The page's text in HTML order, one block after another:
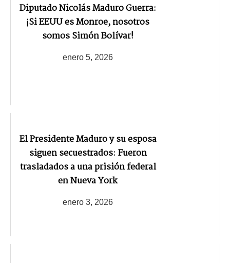
Diputado Nicolás Maduro Guerra:
¡Si EEUU es Monroe, nosotros
somos Simón Bolívar!
enero 5, 2026
El Presidente Maduro y su esposa
siguen secuestrados: Fueron
trasladados a una prisión federal
en Nueva York
enero 3, 2026